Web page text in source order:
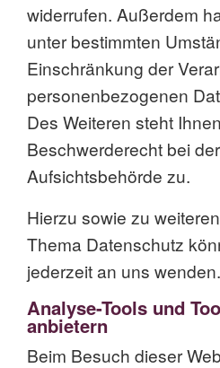
widerrufen. Außerdem
unter bestimmten
Einschränkung der
personenbezogenen
Des Weiteren steht
Beschwerderecht bei
Aufsichtsbehörde zu.
Hierzu sowie zu
Thema Datenschutz
jederzeit an uns wenden.
Analyse-Tools und
anbietern
Beim Besuch dieser